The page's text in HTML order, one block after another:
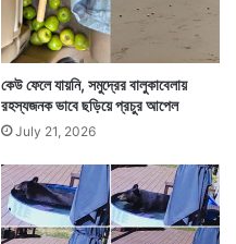
কেউ ফেলে যায়নি, সমুদ্রের বালুকাবেলায়
রহস্যজনক ভাবে ছড়িয়ে প্রচুর আপেল
July 21, 2026